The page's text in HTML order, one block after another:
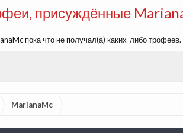
присуждённые
пока что не получал(а) каких-либо трофеев.
MarianaMc